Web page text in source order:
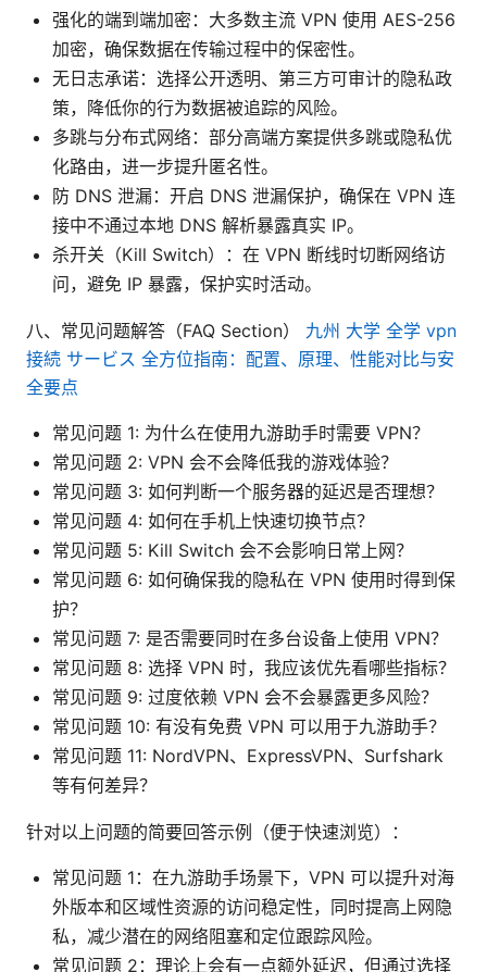
强化的端到端加密：大多数主流 VPN 使用 AES-256
加密，确保数据在传输过程中的保密性。
无日志承诺：选择公开透明、第三方可审计的隐私政
策，降低你的行为数据被追踪的风险。
多跳与分布式网络：部分高端方案提供多跳或隐私优
化路由，进一步提升匿名性。
防 DNS 泄漏：开启 DNS 泄漏保护，确保在 VPN 连
接中不通过本地 DNS 解析暴露真实 IP。
杀开关（Kill Switch）：在 VPN 断线时切断网络访
问，避免 IP 暴露，保护实时活动。
八、常见问题解答（FAQ Section） 九州 大学 全学 vpn
接続 サービス 全方位指南：配置、原理、性能对比与安
全要点
常见问题 1: 为什么在使用九游助手时需要 VPN？
常见问题 2: VPN 会不会降低我的游戏体验？
常见问题 3: 如何判断一个服务器的延迟是否理想？
常见问题 4: 如何在手机上快速切换节点？
常见问题 5: Kill Switch 会不会影响日常上网？
常见问题 6: 如何确保我的隐私在 VPN 使用时得到保
护？
常见问题 7: 是否需要同时在多台设备上使用 VPN？
常见问题 8: 选择 VPN 时，我应该优先看哪些指标？
常见问题 9: 过度依赖 VPN 会不会暴露更多风险？
常见问题 10: 有没有免费 VPN 可以用于九游助手？
常见问题 11: NordVPN、ExpressVPN、Surfshark
等有何差异？
针对以上问题的简要回答示例（便于快速浏览）：
常见问题 1：在九游助手场景下，VPN 可以提升对海
外版本和区域性资源的访问稳定性，同时提高上网隐
私，减少潜在的网络阻塞和定位跟踪风险。
常见问题 2：理论上会有一点额外延迟，但通过选择